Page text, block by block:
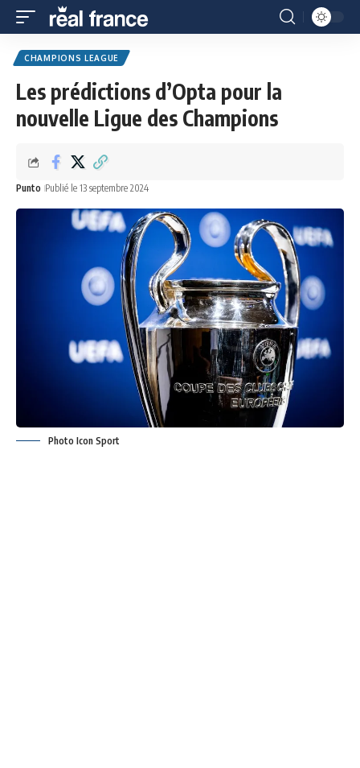
CHAMPIONS LEAGUE
Les prédictions d’Opta pour la
nouvelle Ligue des Champions
Punto Publié le 13 septembre 2024
Photo Icon Sport